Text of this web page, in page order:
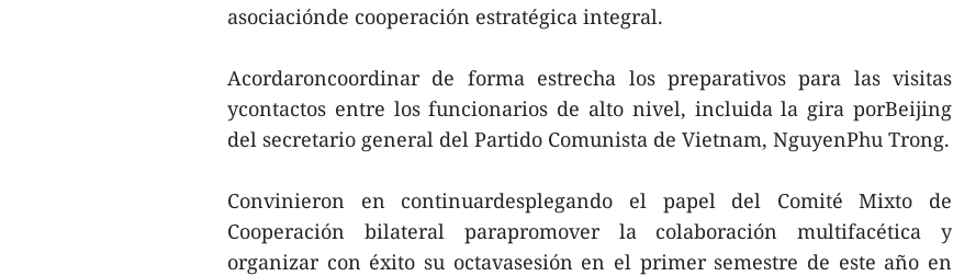
asociaciónde cooperación estratégica integral.
Acordaroncoordinar de forma estrecha los preparativos para las visitas
ycontactos entre los funcionarios de alto nivel, incluida la gira porBeijing
del secretario general del Partido Comunista de Vietnam, NguyenPhu Trong.
Convinieron en continuardesplegando el papel del Comité Mixto de
Cooperación bilateral parapromover la colaboración multifacética y
organizar con éxito su octavasesión en el primer semestre de este año en